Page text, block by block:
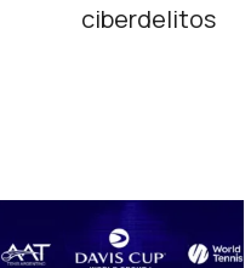
ciberdelitos